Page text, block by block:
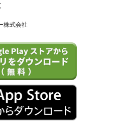
株式会社